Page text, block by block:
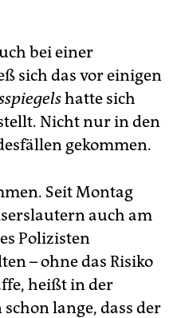
bei einer
sich das vor einigen
hatte sich
Nicht nur in den
gekommen.
Seit Montag
auch am
Polizisten
– ohne das Risiko
heißt in der
lange, dass der